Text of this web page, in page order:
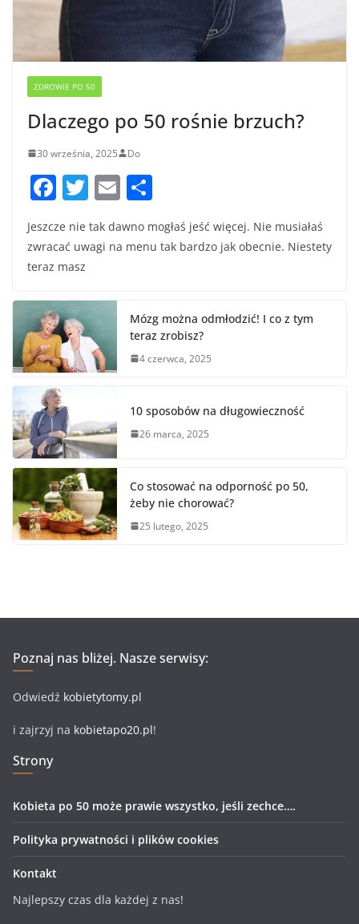
ZDROWIE PO 50
Dlaczego po 50 rośnie brzuch?
30 września, 2025 Do
F
c
e
o
o
k
T
w
itt
er
E
ai ar
Jeszcze nie tak dawno mogłaś jeść więcej. Nie musiałaś
zwracać uwagi na menu tak bardzo jak obecnie. Niestety
teraz masz
Mózg można odmłodzić! I co z tym
teraz zrobisz?
4 czerwca, 2025
10 sposobów na długowieczność
26 marca, 2025
Co stosować na odporność po 50,
żeby nie chorować?
25 lutego, 2025
Poznaj nas bliżej. Nasze serwisy:
Odwiedź kobietytomy.pl
i zajrzyj na kobietapo20.pl!
Strony
Kobieta po 50 może prawie wszystko, jeśli zechce….
Polityka prywatności i plików cookies
Kontakt
Najlepszy czas dla każdej z nas!